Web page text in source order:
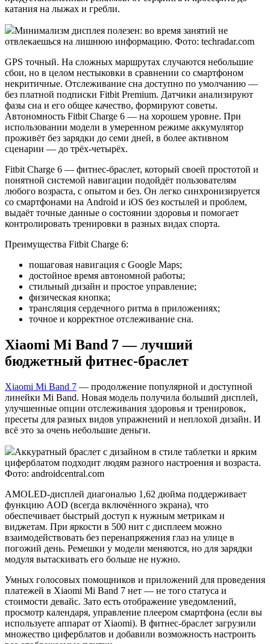
катания на лыжах и гребли.
Минимализм дисплея полезен: во время занятий не
отвлекаешься на лишнюю информацию. Фото: techradar.com
GPS точный. На сложных маршрутах случаются небольшие
сбои, но в целом нестыковки в сравнении со смартфоном
некритичные. Отслеживание сна доступно по умолчанию —
без платной подписки Fitbit Premium. Датчики анализируют
фазы сна и его общее качество, формируют советы.
Автономность Fitbit Charge 6 — на хорошем уровне. При
использовании модели в умеренном режиме аккумулятор
проживёт без зарядки до семи дней, в более активном
сценарии — до трёх-четырёх.
Fitbit Charge 6 — фитнес-браслет, который своей простотой и
понятной системой навигации подойдёт пользователям
любого возраста, с опытом и без. Он легко синхронизируется
со смартфонами на Android и iOS без костылей и проблем,
выдаёт точные данные о состоянии здоровья и помогает
контролировать тренировки в разных видах спорта.
Преимущества Fitbit Charge 6:
пошаговая навигация с Google Maps;
достойное время автономной работы;
стильный дизайн и простое управление;
физическая кнопка;
трансляция сердечного ритма в приложениях;
точное и корректное отслеживание сна.
Xiaomi Mi Band 7 — лучший
бюджетный фитнес-браслет
Xiaomi Mi Band 7 — продолжение популярной и доступной
линейки Mi Band. Новая модель получила больший дисплей,
улучшенные опции отслеживания здоровья и тренировок,
пресеты для разных видов упражнений и неплохой дизайн. И
всё это за очень небольшие деньги.
Аккуратный браслет с дизайном в стиле таблетки и ярким
циферблатом подходит людям разного настроения и возраста.
Фото: androidcentral.com
AMOLED-дисплей диагональю 1,62 дюйма поддерживает
функцию AOD (всегда включённого экрана), что
обеспечивает быстрый доступ к нужным метрикам и
виджетам. При яркости в 500 нит с дисплеем можно
взаимодействовать без перенапряжения глаз на улице в
погожий день. Ремешки у модели меняются, но для зарядки
модуля вытаскивать его больше не нужно.
Умных голосовых помощников и приложений для проведения
платежей в Xiaomi Mi Band 7 нет — не того статуса и
стоимости девайс. Зато есть отображение уведомлений,
просмотр календаря, управление плеером смартфона (если вы
используете аппарат от Xiaomi). В фитнес-браслет загрузили
множество циферблатов и добавили возможность настроить